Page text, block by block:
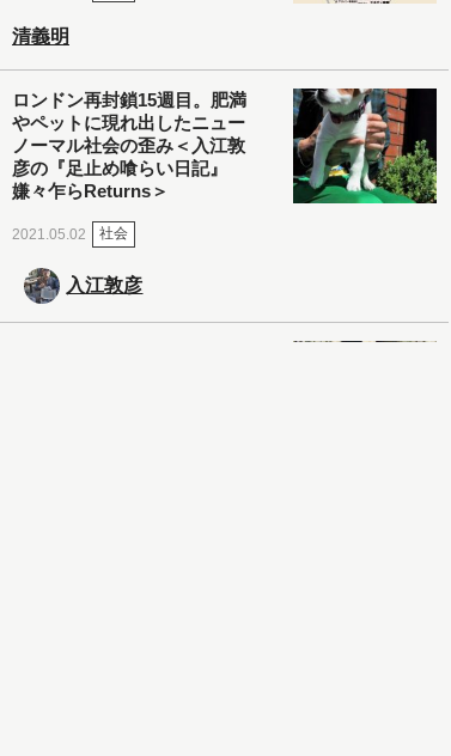
清義明
ロンドン再封鎖15週目。肥満
やペットに現れ出したニュー
ノーマル社会の歪み＜入江敦
彦の『足止め喰らい日記』
嫌々乍らReturns＞
2021.05.02 社会
入江敦彦